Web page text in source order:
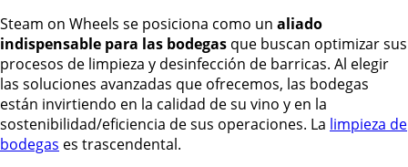
Steam on Wheels se posiciona como un aliado
indispensable para las bodegas que buscan optimizar sus
procesos de limpieza y desinfección de barricas. Al elegir
las soluciones avanzadas que ofrecemos, las bodegas
están invirtiendo en la calidad de su vino y en la
sostenibilidad/eficiencia de sus operaciones. La limpieza de
bodegas es trascendental.